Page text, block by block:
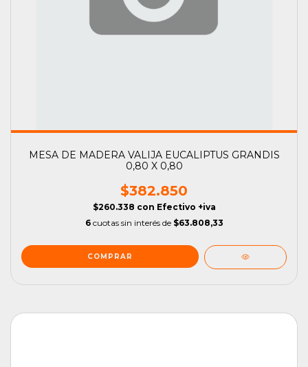
MESA DE MADERA VALIJA EUCALIPTUS GRANDIS
0,80 X 0,80
$382.850
$260.338 con Efectivo +iva
6 cuotas sin interés de $63.808,33